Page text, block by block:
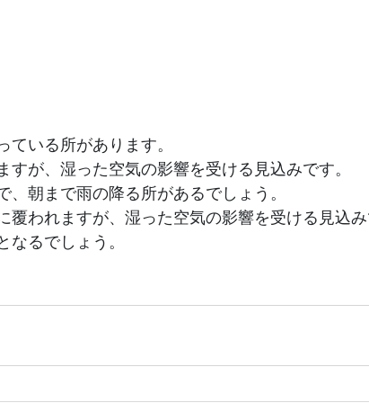
ている所があります。
すが、湿った空気の影響を受ける見込みです。
、朝まで雨の降る所があるでしょう。
覆われますが、湿った空気の影響を受ける見込
なるでしょう。